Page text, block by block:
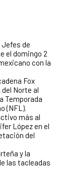
de
el domingo 2
con la
Fox
Norte al
Temporada
(NFL).
más al
López en el
del
y la
las tacleadas